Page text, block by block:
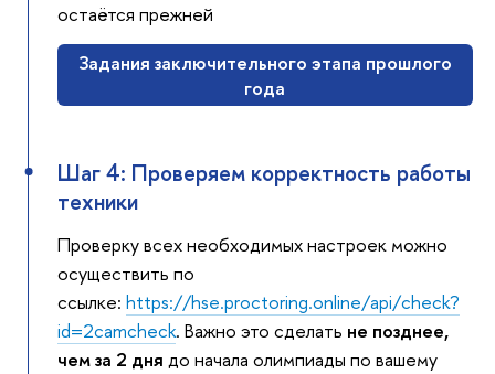
остаётся прежней
Задания заключительного этапа прошлого
года
Шаг 4: Проверяем корректность работы
техники
Проверку всех необходимых настроек можно
осуществить по
ссылке: https://hse.proctoring.online/api/check?
id=2camcheck. Важно это сделать не позднее,
чем за 2 дня до начала олимпиады по вашему